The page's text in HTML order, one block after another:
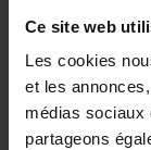
Ce site web
Les cookies
et les
médias sociaux
partageons